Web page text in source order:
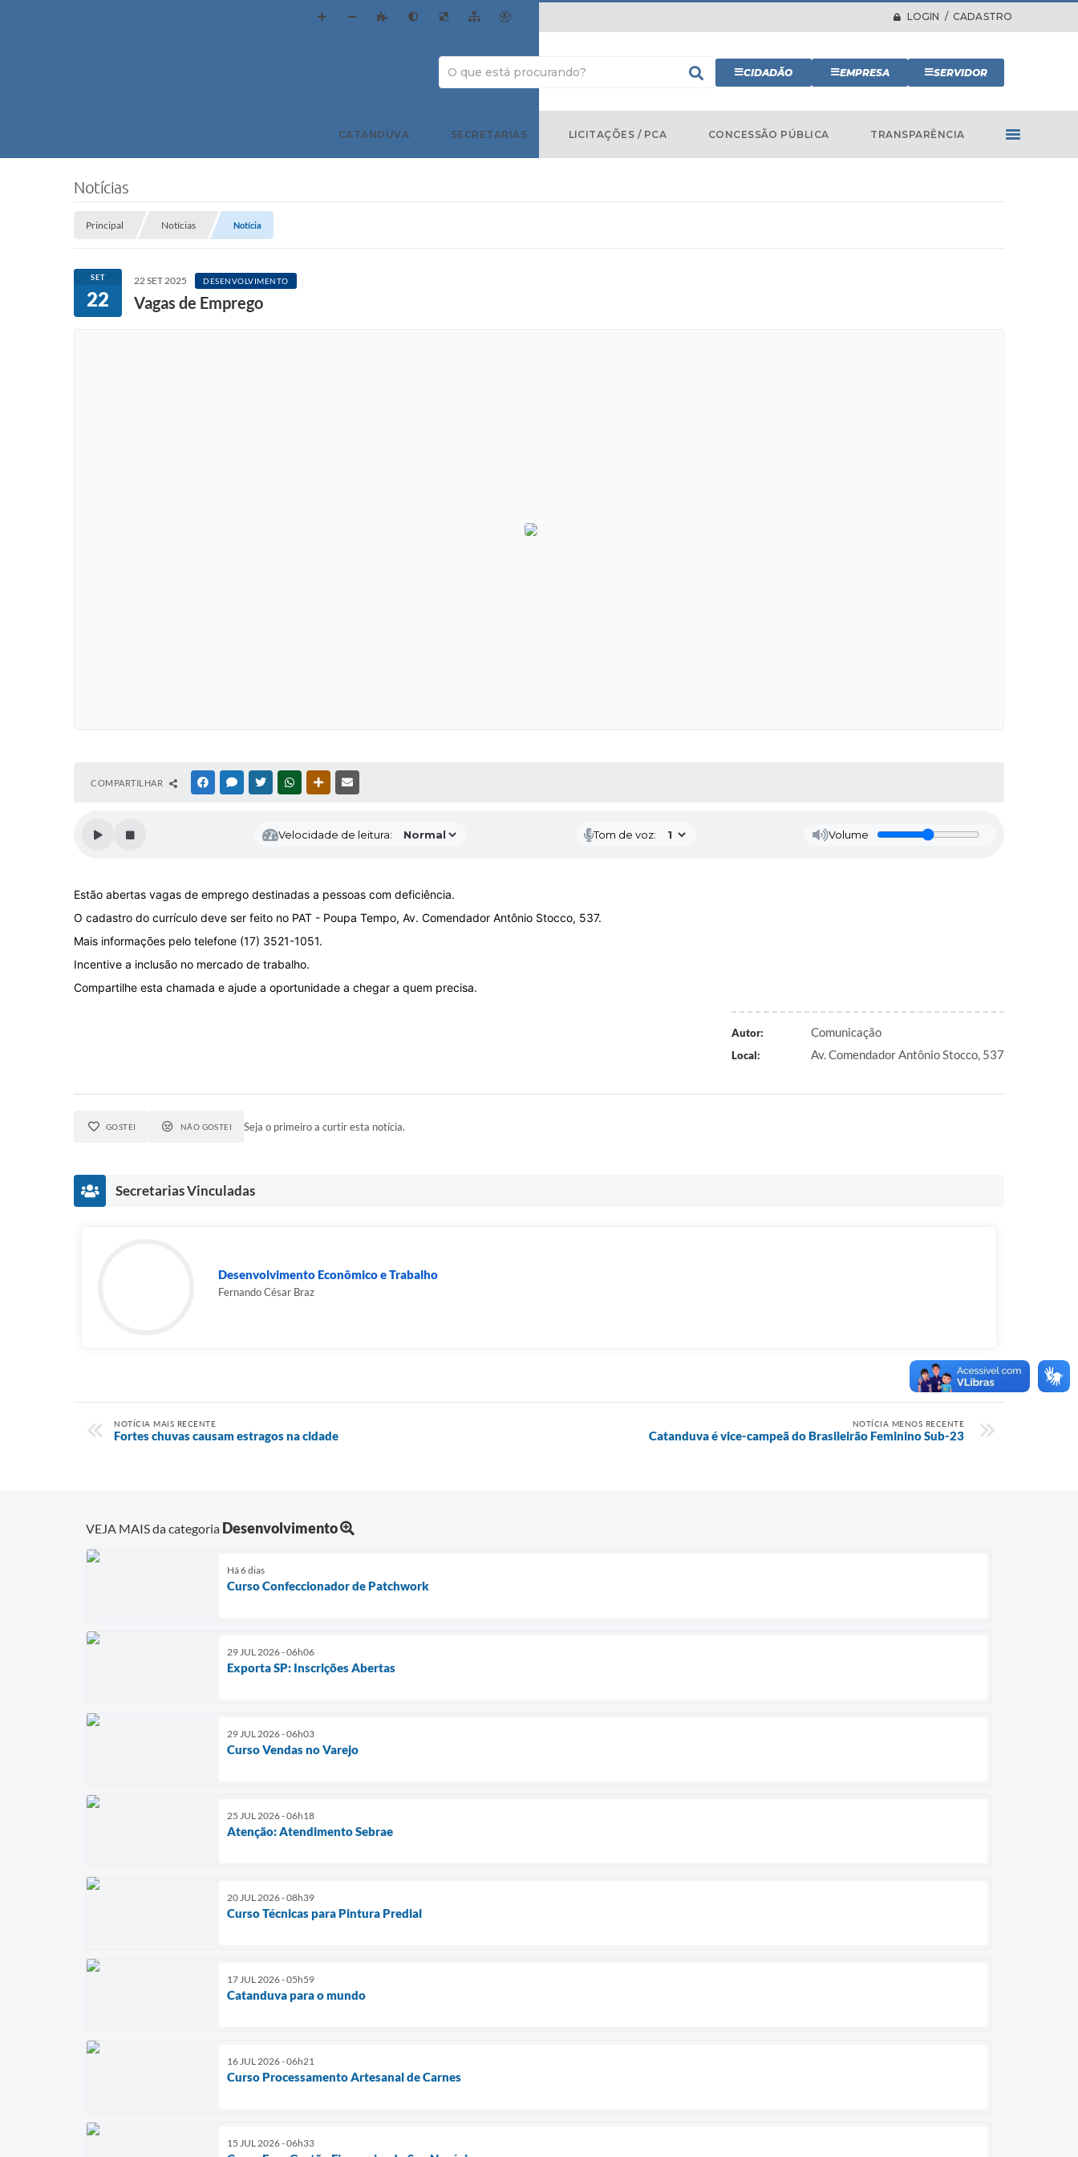
LOGIN / CADASTRO
CIDADÃO EMPRESA SERVIDOR
CATANDUVA SECRETARIAS LICITAÇÕES / PCA CONCESSÃO PÚBLICA TRANSPARÊNCIA
Notícias
Principal Notícias Notícia
SET
22
22 SET 2025 DESENVOLVIMENTO
Vagas de Emprego
COMPARTILHAR FACEBOOKMESSENGER
TWITTERWHATSAPPOUTRAS MÍDIAS
Velocidade de leitura: Tom de voz: Volume
Estão abertas vagas de emprego destinadas a pessoas com deficiência.
O cadastro do currículo deve ser feito no PAT - Poupa Tempo, Av. Comendador Antônio Stocco, 537.
Mais informações pelo telefone (17) 3521-1051.
Incentive a inclusão no mercado de trabalho.
Compartilhe esta chamada e ajude a oportunidade a chegar a quem precisa.
Autor: Comunicação
Local: Av. Comendador Antônio Stocco, 537
GOSTEI NÃO GOSTEI Seja o primeiro a curtir esta notícia.
Secretarias Vinculadas
Desenvolvimento Econômico e Trabalho
Fernando César Braz
NOTÍCIA MAIS RECENTE
Fortes chuvas causam estragos na cidade
NOTÍCIA MENOS RECENTE
Catanduva é vice-campeã do Brasileirão Feminino Sub-23
VEJA MAIS da categoria Desenvolvimento
Há 6 dias
Curso Confeccionador de Patchwork
29 JUL 2026 - 06h06
Exporta SP: Inscrições Abertas
29 JUL 2026 - 06h03
Curso Vendas no Varejo
25 JUL 2026 - 06h18
Atenção: Atendimento Sebrae
20 JUL 2026 - 08h39
Curso Técnicas para Pintura Predial
17 JUL 2026 - 05h59
Catanduva para o mundo
16 JUL 2026 - 06h21
Curso Processamento Artesanal de Carnes
15 JUL 2026 - 06h33